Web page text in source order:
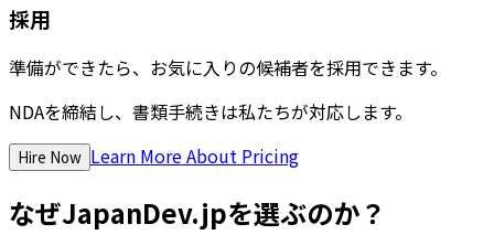
採用
準備ができたら、お気に入りの候補者を採用できます。
NDAを締結し、書類手続きは私たちが対応します。
Hire Now Learn More About Pricing
なぜJapanDev.jpを選ぶのか？